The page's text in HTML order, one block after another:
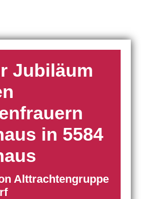
Jubiläum
in 5584
Alttrachtengruppe